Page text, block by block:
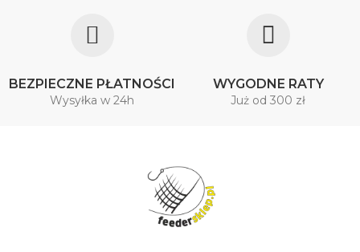
BEZPIECZNE PŁATNOŚCI
Wysyłka w 24h
WYGODNE RATY
Już od 300 zł